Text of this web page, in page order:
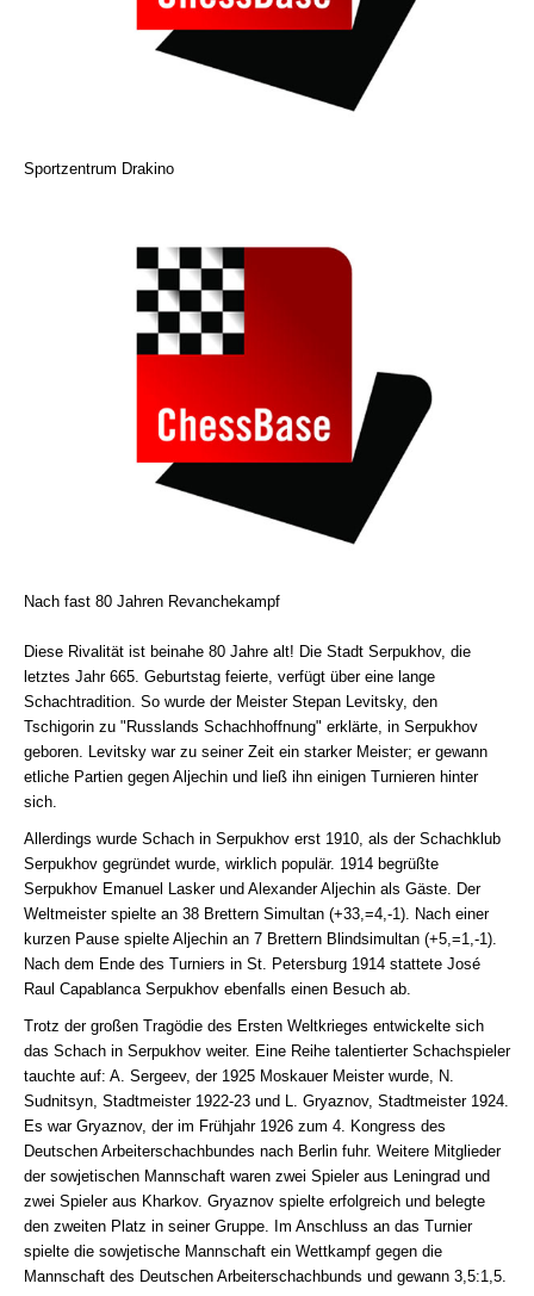
Sportzentrum Drakino
Nach fast 80 Jahren Revanchekampf
Diese Rivalität ist beinahe 80 Jahre alt! Die Stadt Serpukhov, die
letztes Jahr 665. Geburtstag feierte, verfügt über eine lange
Schachtradition. So wurde der Meister Stepan Levitsky, den
Tschigorin zu "Russlands Schachhoffnung" erklärte, in Serpukhov
geboren. Levitsky war zu seiner Zeit ein starker Meister; er gewann
etliche Partien gegen Aljechin und ließ ihn einigen Turnieren hinter
sich.
Allerdings wurde Schach in Serpukhov erst 1910, als der Schachklub
Serpukhov gegründet wurde, wirklich populär. 1914 begrüßte
Serpukhov Emanuel Lasker und Alexander Aljechin als Gäste. Der
Weltmeister spielte an 38 Brettern Simultan (+33,=4,-1). Nach einer
kurzen Pause spielte Aljechin an 7 Brettern Blindsimultan (+5,=1,-1).
Nach dem Ende des Turniers in St. Petersburg 1914 stattete José
Raul Capablanca Serpukhov ebenfalls einen Besuch ab.
Trotz der großen Tragödie des Ersten Weltkrieges entwickelte sich
das Schach in Serpukhov weiter. Eine Reihe talentierter Schachspieler
tauchte auf: A. Sergeev, der 1925 Moskauer Meister wurde, N.
Sudnitsyn, Stadtmeister 1922-23 und L. Gryaznov, Stadtmeister 1924.
Es war Gryaznov, der im Frühjahr 1926 zum 4. Kongress des
Deutschen Arbeiterschachbundes nach Berlin fuhr. Weitere Mitglieder
der sowjetischen Mannschaft waren zwei Spieler aus Leningrad und
zwei Spieler aus Kharkov. Gryaznov spielte erfolgreich und belegte
den zweiten Platz in seiner Gruppe. Im Anschluss an das Turnier
spielte die sowjetische Mannschaft ein Wettkampf gegen die
Mannschaft des Deutschen Arbeiterschachbunds und gewann 3,5:1,5.